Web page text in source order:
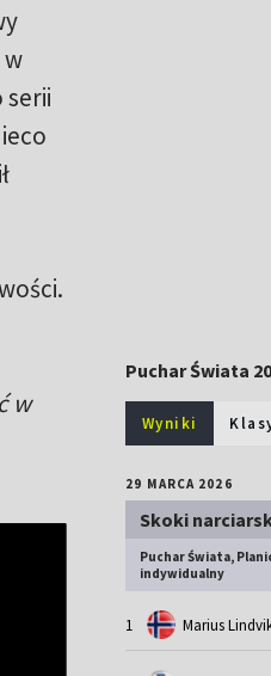
serii
w
Puchar Świata
Wyniki
29 MARCA 2026
Skoki
Puchar Świata,
indywidualny
1 Marius